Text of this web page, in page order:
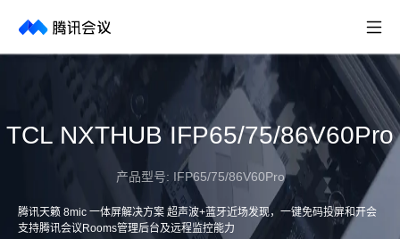
取消
TCL NXTHUB IFP65/75/86V60Pro
产品型号: IFP65/75/86V60Pro
腾讯天籁 8mic 一体屏解决方案 超声波+蓝牙近场发现，一键免码投屏和开会
支持腾讯会议Rooms管理后台及远程监控能力